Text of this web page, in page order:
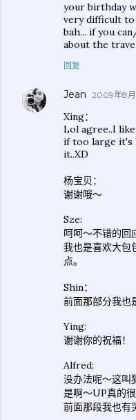
your birthday
very difficult to
bah... if you
about the
回复
Jean 2009年8月
Xing：
Lol agree..I
if too large it's
it..XD
杨宝贝：
谢谢哦～
Sze:
呵呵～不错的回
我也是喜欢大包
点。
Shin：
前面那部分我也
Ying:
谢谢你的祝福！
Alfred:
没办法呢～这叫
是啊～UP真的很
前面那段我也有